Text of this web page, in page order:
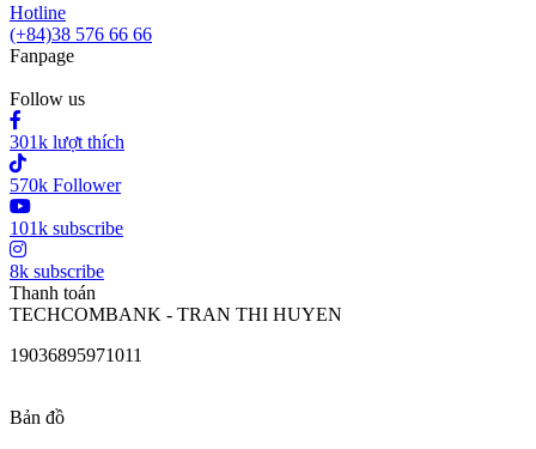
Hotline
(+84)38 576 66 66
Fanpage
Follow us
301k lượt thích
570k Follower
101k subscribe
8k subscribe
Thanh toán
TECHCOMBANK - TRAN THI HUYEN
19036895971011
Bản đồ